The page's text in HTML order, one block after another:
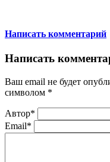
Написать комментарий
Написать
Ваш email не будет
символом *
Автор*
Email*